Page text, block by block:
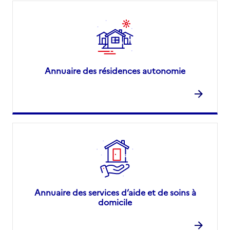
Mis à jour le : 22/07/2026
Annuaire des résidences autonomie
Annuaire des services d’aide et de soins à
domicile